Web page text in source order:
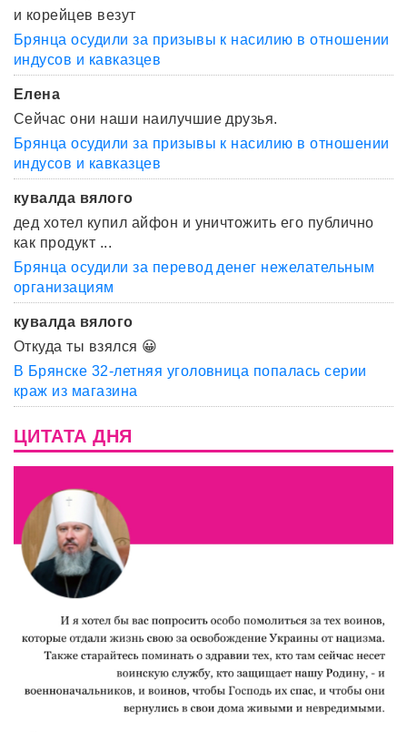
и корейцев везут
Брянца осудили за призывы к насилию в отношении
индусов и кавказцев
Елена
Сейчас они наши наилучшие друзья.
Брянца осудили за призывы к насилию в отношении
индусов и кавказцев
кувалда вялого
дед хотел купил айфон и уничтожить его публично
как продукт ...
Брянца осудили за перевод денег нежелательным
организациям
кувалда вялого
Откуда ты взялся 😀
В Брянске 32-летняя уголовница попалась серии
краж из магазина
ЦИТАТА ДНЯ